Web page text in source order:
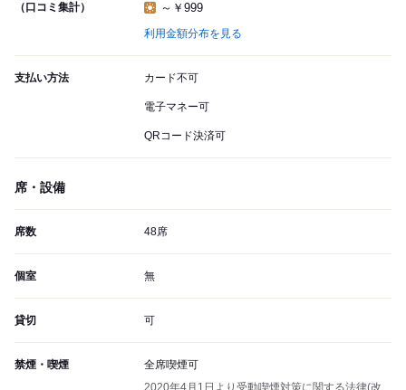
（口コミ集計）
～￥999
利用金額分布を見る
支払い方法 カード不可
電子マネー可
QRコード決済可
席・設備
席数 48席
個室 無
貸切 可
禁煙・喫煙
全席喫煙可